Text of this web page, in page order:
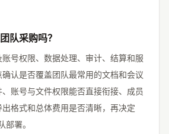
队采购吗？
号权限、数据处理、审计、结算和服
认是否覆盖团队最常用的文档和会议
账号与文件权限能否直接衔接、成员
格式和总体费用是否清晰，再决定
署。